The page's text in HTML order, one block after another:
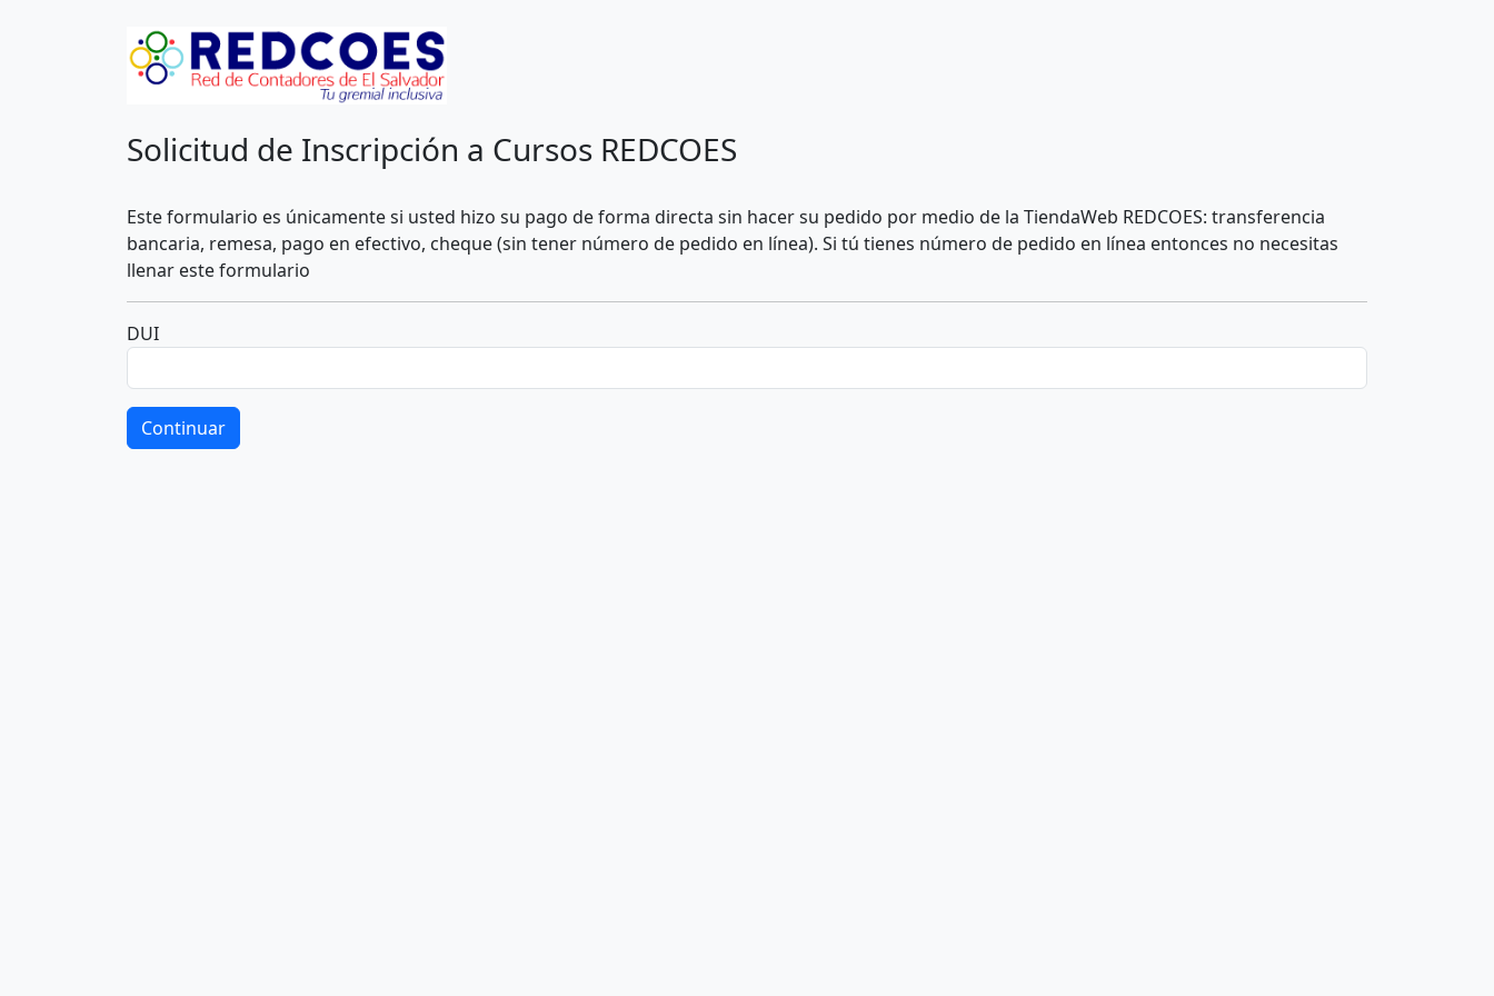
Solicitud de Inscripción a Cursos REDCOES
Este formulario es únicamente si usted hizo su pago de forma directa sin hacer su pedido por medio de la TiendaWeb REDCOES: transferencia
bancaria, remesa, pago en efectivo, cheque (sin tener número de pedido en línea). Si tú tienes número de pedido en línea entonces no necesitas
llenar este formulario
DUI
Continuar